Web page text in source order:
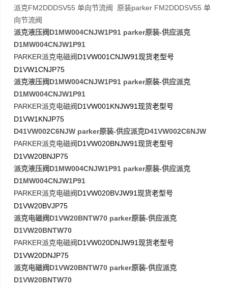
派克FM2DDDSV55 单向节流阀 原装parker FM2DDDSV55 单
向节流阀
派克液压阀D1MW004CNJW1P91 parker原装-供应派克
D1MW004CNJW1P91
PARKER派克电磁阀 D1VW001CNJW91现货老型号
D1VW1CNJP75
派克液压阀D1MW004CNJW1P91 parker原装-供应派克
D1MW004CNJW1P91
PARKER派克电磁阀 D1VW001KNJW91现货老型号
D1VW1KNJP75
D41VW002C6NJW parker原装-供应派克D41VW002C6NJW
PARKER派克电磁阀 D1VW020BNJW91现货老型号
D1VW20BNJP75
派克液压阀D1MW004CNJW1P91 parker原装-供应派克
D1MW004CNJW1P91
PARKER派克电磁阀 D1VW020BVJW91现货老型号
D1VW20BVJP75
派克电磁阀D1VW20BNTW70 parker原装-供应派克
D1VW20BNTW70
PARKER派克电磁阀 D1VW020DNJW91现货老型号
D1VW20DNJP75
派克电磁阀D1VW20BNTW70 parker原装-供应派克
D1VW20BNTW70